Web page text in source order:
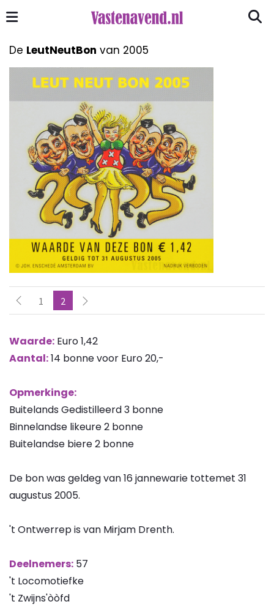
De LeutNeutBon van 2005
1 2
Waarde: Euro 1,42
Aantal:14 bonne voor Euro 20,-
Opmerkinge:
Buitelands Gedistilleerd 3 bonne
Binnelandse likeure 2 bonne
Buitelandse biere 2 bonne
De bon was geldeg van 16 jannewarie tottemet 31
augustus 2005.
't Ontwerrep is van Mirjam Drenth.
Deelnemers: 57
't Locomotiefke
't Zwijns'òòfd